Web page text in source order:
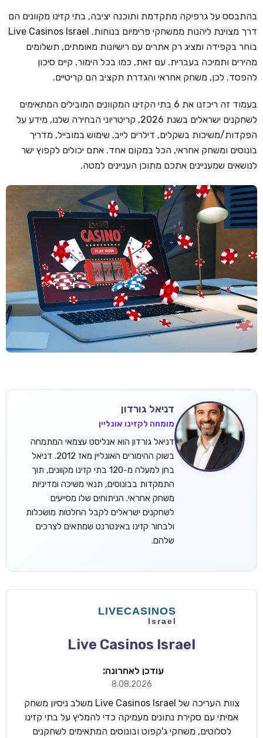
בהתבסס על גרפיקה מתקדמת ותוכנה יציבה, בתי קזינו מקוונים הם
דרך מצוינת ליהנות ממשחקי פרימיום בנוחות. Live Casinos Israel
בוחר בקפידה ומציג רק אתרים עם רישיונות מאומתים, תשלומים
מהירים ותמיכה בעברית. עם זאת, כמו בכל הימור, קיים סיכון
להפסד. לכן, משחק אחראי והגדרת תקציב הם קריטיים.
בעמוד זה ריכזנו את 6 בתי הקזינו המקוונים המובילים המתאימים
לשחקנים ישראלים בשנת 2026, קריטריוני הבחירה שלנו, מידע על
הפקדות/משיכות בשקלים, דילרים לייב, שימוש במובייל, מדריך
בונוסים ומשחק אחראי, הכל במקום אחד. אתם יכולים לקפוץ ישר
לנושאים שמעניינים אתכם מתוכן העניינים למטה.
דניאל גורדון
מומחה לקזינו אונליין
דניאל גורדון הוא אנליסט עצמאי המתמחה
בשוק ההימורים האונליין מאז 2012. דניאל
בחן למעלה מ-120 בתי קזינו מקוונים, תוך
התמקדות בבונוסים, תנאי משיכה ומדיניות
משחק אחראי. הניתוחים שלו מסייעים
לשחקנים ישראלים לקבל החלטות מושכלות
ולבחור קזינו באינטרנט שמתאים לצרכים
שלהם.
Live Casinos Israel
עודכן לאחרונה:
8.08.2026
צוות העריכה של Live Casinos Israel משלב ניסיון משחק
אמיתי עם סקירת נתונים מעמיקה כדי להמליץ על בתי קזינו
לסלוטים, משחקי ג'קפוט ובונוסים המתאימים לשחקנים